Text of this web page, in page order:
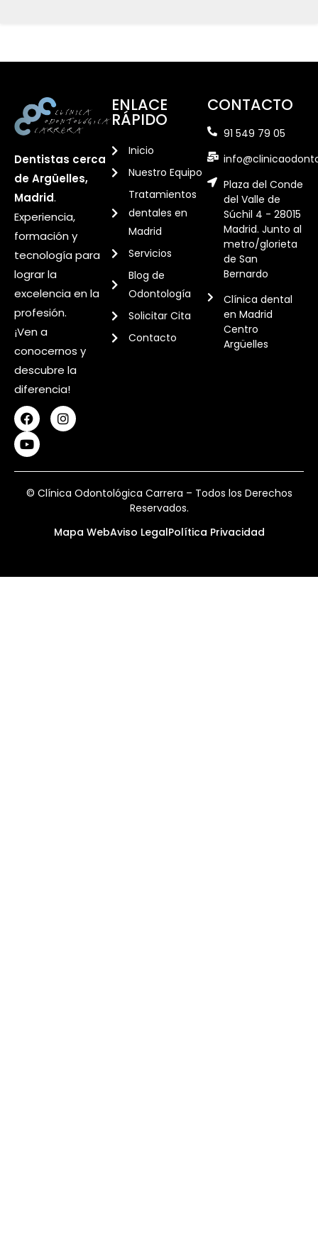
Dentistas cerca
de Argüelles,
Madrid.
Experiencia,
formación y
tecnología para
lograr la
excelencia en la
profesión.
¡Ven a
conocernos y
descubre la
diferencia!
ENLACE
RÁPIDO
Inicio
Nuestro Equipo
Tratamientos
dentales en
Madrid
Servicios
Blog de
Odontología
Solicitar Cita
Contacto
CONTACTO
91 549 79 05
Plaza del Conde
del Valle de
Súchil 4 - 28015
Madrid. Junto al
metro/glorieta
de San
Bernardo
Clínica dental
en Madrid
Centro
Argüelles
© Clínica Odontológica Carrera – Todos los Derechos
Reservados.
Mapa WebAviso LegalPolítica Privacidad